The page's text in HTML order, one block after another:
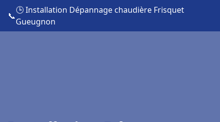
📞
🕒 Installation Dépannage chaudière Frisquet
Gueugnon